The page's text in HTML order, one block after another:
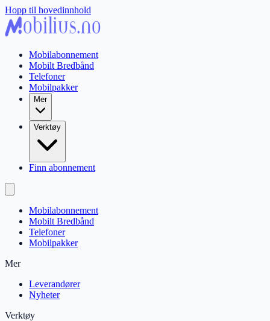
Hopp til hovedinnhold
Mobilabonnement
Mobilt Bredbånd
Telefoner
Mobilpakker
Mer
Verktøy
Finn abonnement
Mobilabonnement
Mobilt Bredbånd
Telefoner
Mobilpakker
Mer
Leverandører
Nyheter
Verktøy